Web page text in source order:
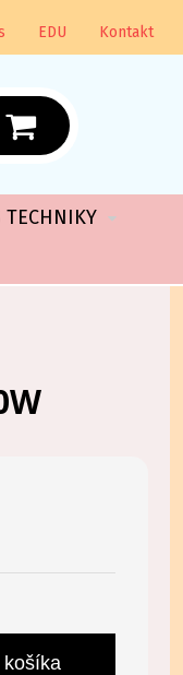
EDU Kontakt
TECHNIKY